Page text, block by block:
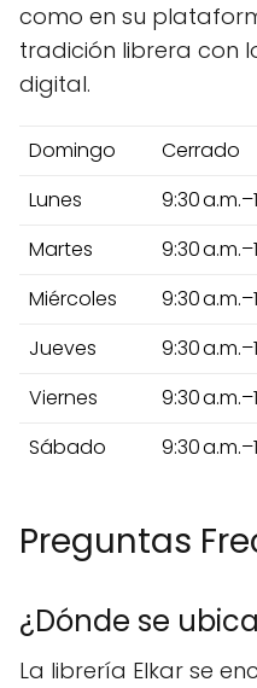
como en su
tradición librera con
digital.
Domingo
Cerrado
Lunes
9:30
Martes
9:30
Miércoles
9:30
Jueves
9:30
Viernes
9:30
Sábado
9:30
Preguntas
¿Dónde se
La librería Elkar se